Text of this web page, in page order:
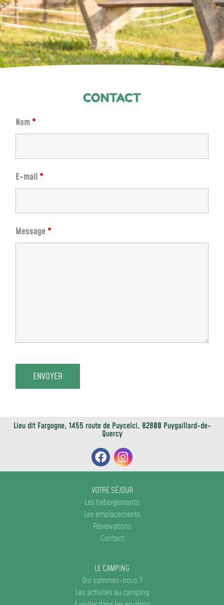
CONTACT
Nom *
E-mail *
Message *
Lieu dit Fargogne, 1455 route de Puycelci, 82800 Puygaillard-de-
Quercy
VOTRE SÉJOUR
Les hébergements
Les emplacements
Réservations
Contact
LE CAMPING
Qui sommes-nous ?
Les activités au camping